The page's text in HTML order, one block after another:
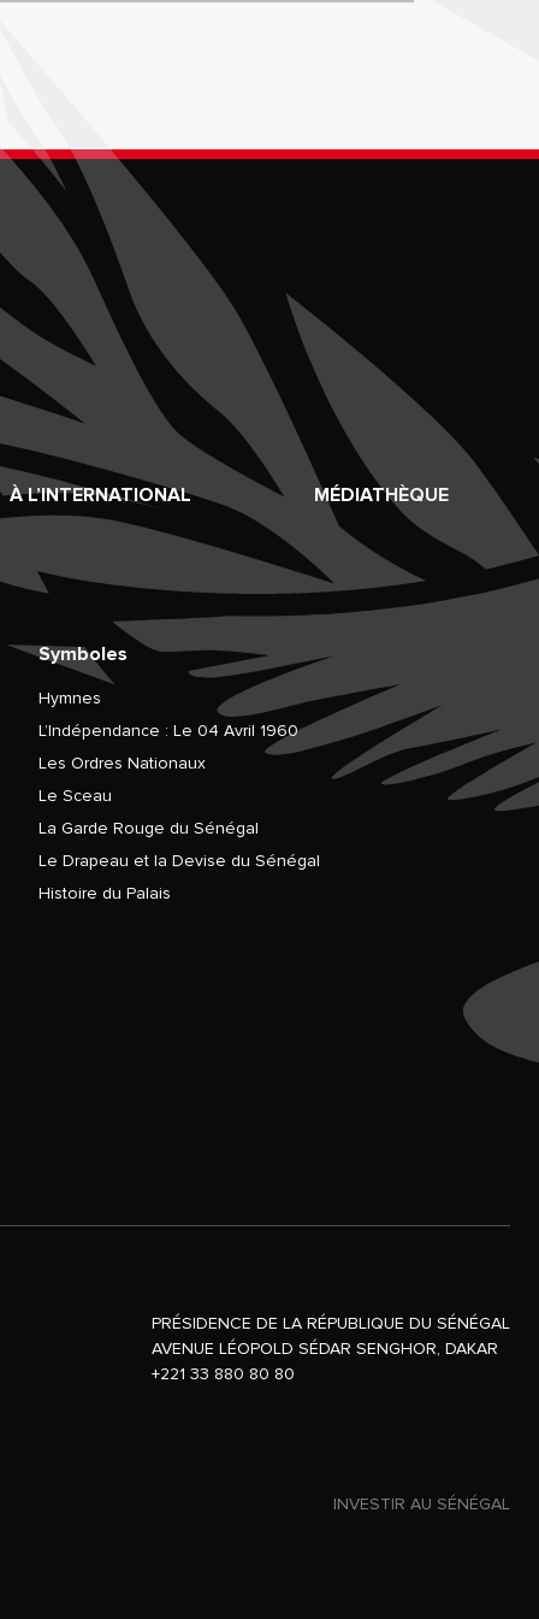
À L’INTERNATIONAL MÉDIATHÈQUE
Symboles
Hymnes
L’Indépendance : Le 04 Avril 1960
Les Ordres Nationaux
Le Sceau
La Garde Rouge du Sénégal
Le Drapeau et la Devise du Sénégal
Histoire du Palais
PRÉSIDENCE DE LA RÉPUBLIQUE DU SÉNÉGAL
AVENUE LÉOPOLD SÉDAR SENGHOR, DAKAR
+221 33 880 80 80
INVESTIR AU SÉNÉGAL